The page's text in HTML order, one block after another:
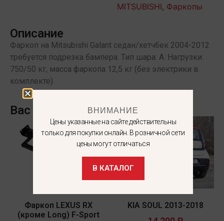
MITSUBISHI, Фаркопы
Описание
Фаркоп на Mitsubishi Galant седан/хетчбек 2004-2012
требуется подрезка бампера. Тип шара: A. Нагрузки:
750/50 кг, масса фаркопа 12,5 кг (без электрики в
комплекте)
Вас может заинтересовать
Фаркоп LEXUS RX
(кроме Long) F-Sport
KIA SOUL 2013-2018
ВНИМАНИЕ
Цены указанные на сайте действительны
только для покупки онлайн. В розничной сети
цены могут отличаться
В КАТАЛОГ